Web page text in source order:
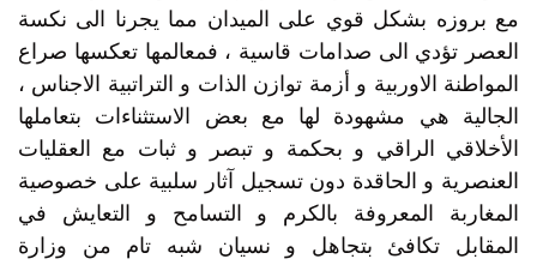
مع بروزه بشكل قوي على الميدان مما يجرنا الى نكسة
العصر تؤدي الى صدامات قاسية ، فمعالمها تعكسها صراع
المواطنة الاوربية و أزمة توازن الذات و التراتبية الاجناس ،
الجالية هي مشهودة لها مع بعض الاستثناءات بتعاملها
الأخلاقي الراقي و بحكمة و تبصر و ثبات مع العقليات
العنصرية و الحاقدة دون تسجيل آثار سلبية على خصوصية
المغاربة المعروفة بالكرم و التسامح و التعايش في
المقابل تكافئ بتجاهل و نسيان شبه تام من وزارة